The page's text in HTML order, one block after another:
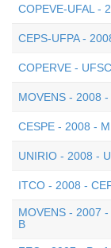
COPEVE-UFAL -
CEPS-UFPA -
COPERVE -
MOVENS - 2008
CESPE - 2008 -
UNIRIO - 2008 -
ITCO - 2008 -
MOVENS - 2007
B